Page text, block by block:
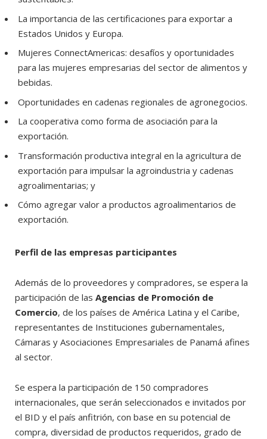
La importancia de las certificaciones para exportar a
Estados Unidos y Europa.
Mujeres ConnectAmericas: desafíos y oportunidades
para las mujeres empresarias del sector de alimentos y
bebidas.
Oportunidades en cadenas regionales de agronegocios.
La cooperativa como forma de asociación para la
exportación.
Transformación productiva integral en la agricultura de
exportación para impulsar la agroindustria y cadenas
agroalimentarias; y
Cómo agregar valor a productos agroalimentarios de
exportación.
Perfil de las empresas participantes
Además de lo proveedores y compradores, se espera la
participación de las Agencias de Promoción de
Comercio, de los países de América Latina y el Caribe,
representantes de Instituciones gubernamentales,
Cámaras y Asociaciones Empresariales de Panamá afines
al sector.
Se espera la participación de 150 compradores
internacionales, que serán seleccionados e invitados por
el BID y el país anfitrión, con base en su potencial de
compra, diversidad de productos requeridos, grado de